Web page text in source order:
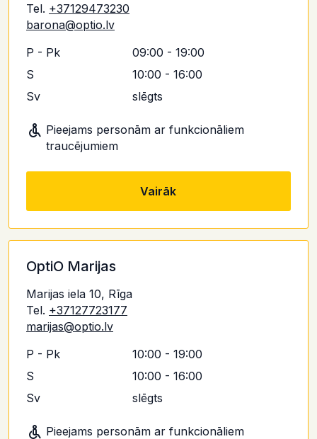
Tel. +37129473230
barona@optio.lv
P - Pk
09:00 - 19:00
S
10:00 - 16:00
Sv
slēgts
Pieejams personām ar funkcionāliem
traucējumiem
Vairāk
OptiO Marijas
Marijas iela 10, Rīga
Tel. +37127723177
marijas@optio.lv
P - Pk
10:00 - 19:00
S
10:00 - 16:00
Sv
slēgts
Pieejams personām ar funkcionāliem